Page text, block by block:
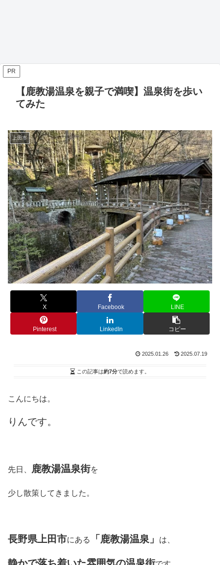
PR
【鹿教湯温泉を親子で満喫】温泉街を歩い
てみた
上田市
X Facebook LINE
Pinterest LinkedIn コピー
2025.01.26 2025.07.19
この記事は約7分で読めます。
こんにちは。
りんです。
先日、 鹿教湯温泉街を
少し散策してきました。
長野県上田市にある 「鹿教湯温泉」 は、